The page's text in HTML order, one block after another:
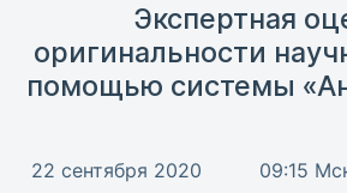
Экспертная
оригинальности
помощью системы
22 сентября 2020 09:15